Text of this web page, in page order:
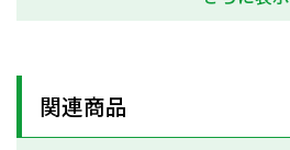
関連商品